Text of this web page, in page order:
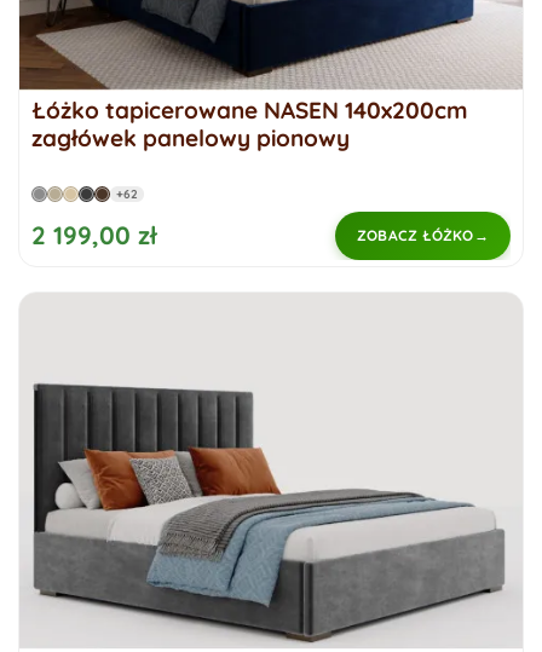
Łóżko tapicerowane NASEN 140x200cm
zagłówek panelowy pionowy
+62
2 199,00 zł ZOBACZ ŁÓŻKO